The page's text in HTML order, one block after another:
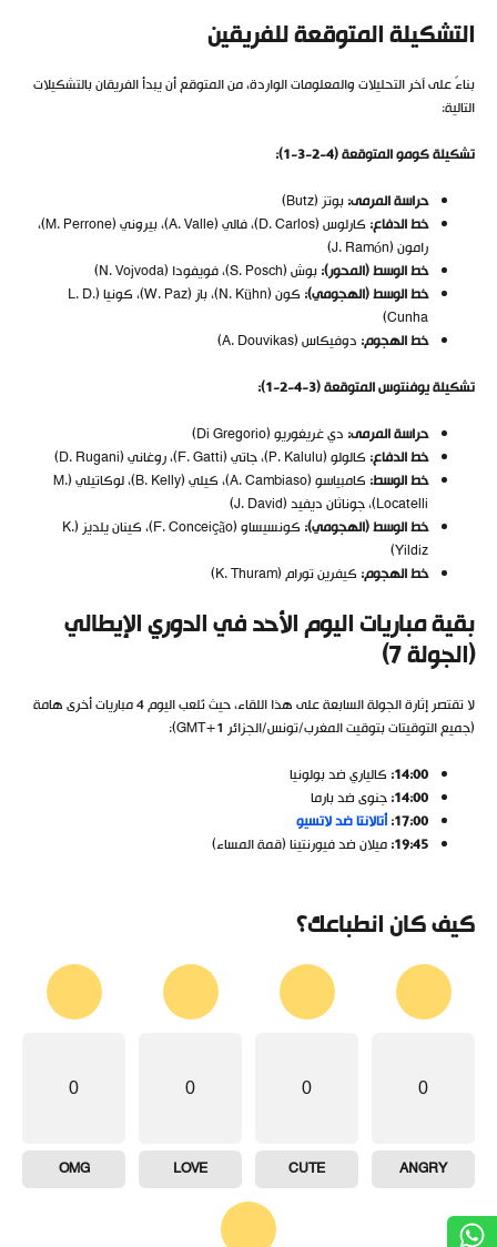
التشكيلة المتوقعة للفريقين
بناءً على آخر التحليلات والمعلومات الواردة، من المتوقع أن يبدأ الفريقان بالتشكيلات
التالية:
تشكيلة كومو المتوقعة (4-2-3-1):
حراسة المرمى:بوتز (Butz)
خط الدفاع:
كارلوس (D. Carlos)، فالي (A. Valle)، بيروني (M. Perrone)،
رامون (J. Ramón)
خط الوسط (المحور):بوش (S. Posch)، فويفودا (N. Vojvoda)
خط الوسط (الهجومي):
كون (N. Kühn)، باز (W. Paz)، كونيا (L. D.
Cunha)
خط الهجوم: دوفيكاس (A. Douvikas)
تشكيلة يوفنتوس المتوقعة (3-4-2-1):
حراسة المرمى: دي غريغوريو (Di Gregorio)
خط الدفاع: كالولو (P. Kalulu)، جاتي (F. Gatti)، روغاني (D. Rugani)
خط الوسط:
كامبياسو (A. Cambiaso)، كيلي (B. Kelly)، لوكاتيلي (M.
Locatelli)، جوناثان ديفيد (J. David)
خط الوسط (الهجومي):
كونسيساو (F. Conceição)، كينان يلديز (K.
Yildiz)
خط الهجوم: كيفرين تورام (K. Thuram)
بقية مباريات اليوم الأحد في الدوري الإيطالي
(الجولة 7)
لا تقتصر إثارة الجولة السابعة على هذا اللقاء، حيث تُلعب اليوم 4 مباريات أخرى هامة
(جميع التوقيتات بتوقيت المغرب/تونس/الجزائر GMT+1):
14:00: كالياري ضد بولونيا
14:00: جنوى ضد بارما
17:00: أتالانتا ضد لاتسيو
19:45: ميلان ضد فيورنتينا (قمة المساء)
كيف كان انطباعك؟
0
ANGRY
0
CUTE
0
LOVE
0
OMG